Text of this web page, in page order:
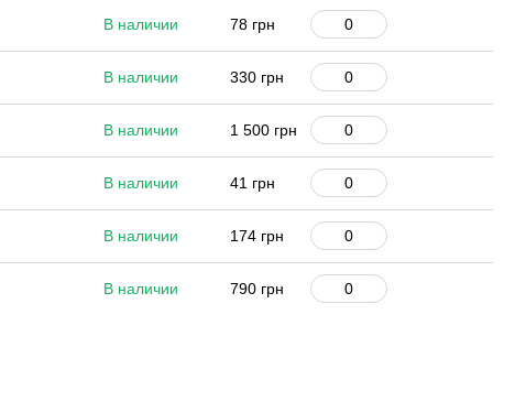
В наличии 78 грн
В наличии 330 грн
В наличии 1 500 грн
В наличии 41 грн
В наличии 174 грн
В наличии 790 грн